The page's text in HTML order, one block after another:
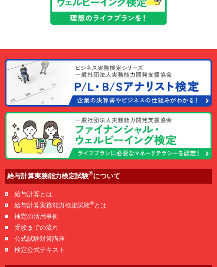
給与計算実務能力検定試験®について
給与計算とは
給与計算実務能力検定試験®とは
検定の活用事例
受験までの流れ
公式試験対策講座
検定公式テキスト